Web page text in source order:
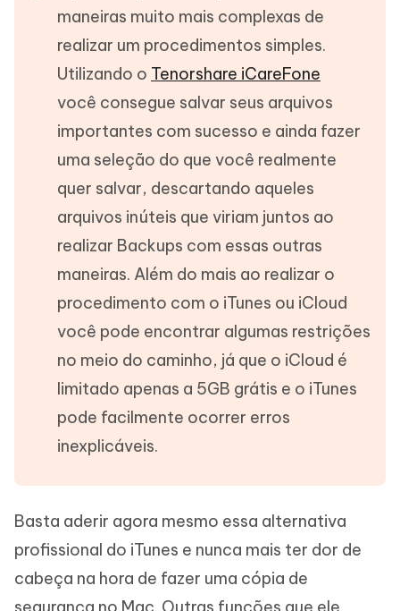
maneiras muito mais complexas de
realizar um procedimentos simples.
Utilizando o Tenorshare iCareFone
você consegue salvar seus arquivos
importantes com sucesso e ainda fazer
uma seleção do que você realmente
quer salvar, descartando aqueles
arquivos inúteis que viriam juntos ao
realizar Backups com essas outras
maneiras. Além do mais ao realizar o
procedimento com o iTunes ou iCloud
você pode encontrar algumas restrições
no meio do caminho, já que o iCloud é
limitado apenas a 5GB grátis e o iTunes
pode facilmente ocorrer erros
inexplicáveis.
Basta aderir agora mesmo essa alternativa
profissional do iTunes e nunca mais ter dor de
cabeça na hora de fazer uma cópia de